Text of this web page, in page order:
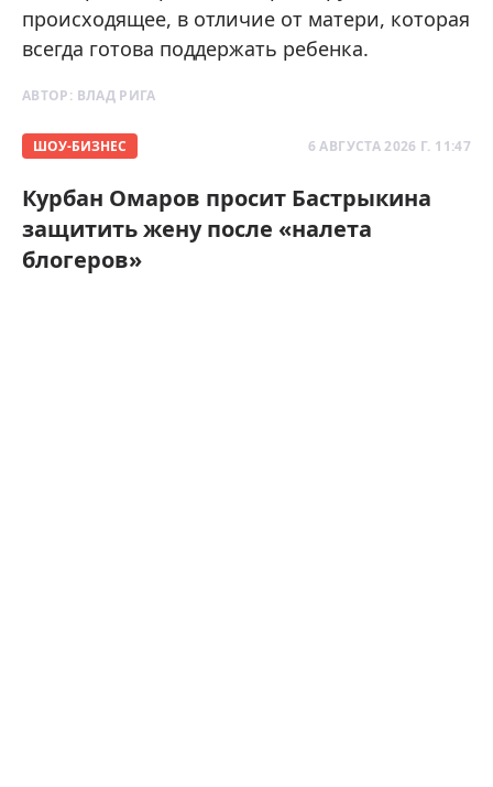
происходящее, в отличие от матери, которая
всегда готова поддержать ребенка.
АВТОР: ВЛАД РИГА
ШОУ-БИЗНЕС 6 АВГУСТА 2026 Г. 11:47
Курбан Омаров просит Бастрыкина
защитить жену после «налета
блогеров»